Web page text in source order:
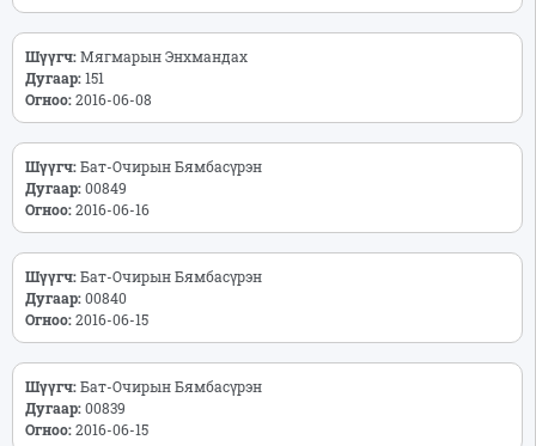
Шүүгч:Мягмарын Энхмандах
Дугаар:151
Огноо:2016-06-08
Шүүгч:Бат-Очирын Бямбасүрэн
Дугаар:00849
Огноо:2016-06-16
Шүүгч:Бат-Очирын Бямбасүрэн
Дугаар:00840
Огноо:2016-06-15
Шүүгч:Бат-Очирын Бямбасүрэн
Дугаар:00839
Огноо:2016-06-15